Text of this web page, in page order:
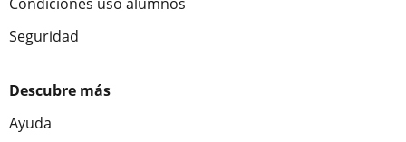
Seguridad
Descubre más
Ayuda